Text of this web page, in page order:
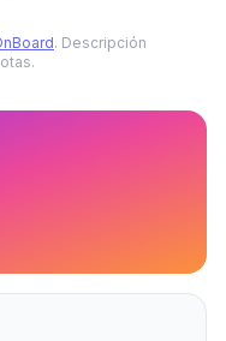
. Descripción